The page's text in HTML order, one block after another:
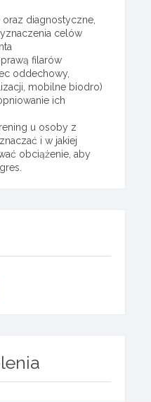
diagnostyczne,
celów
filarów
oddechowy,
mobilne biodro)
ich
u osoby z
i w jakiej
obciążenie, aby